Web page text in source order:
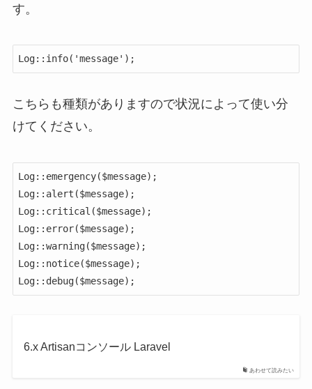
す。
Log::info('message');
こちらも種類がありますので状況によって使い分
けてください。
Log::emergency($message);
Log::alert($message);
Log::critical($message);
Log::error($message);
Log::warning($message);
Log::notice($message);
Log::debug($message);
あわせて読みたい
6.x Artisanコンソール Laravel